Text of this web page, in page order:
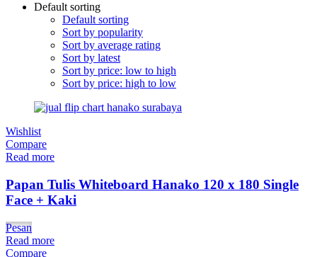
Default sorting
Default sorting
Sort by popularity
Sort by average rating
Sort by latest
Sort by price: low to high
Sort by price: high to low
Wishlist
Compare
Read more
Papan Tulis Whiteboard Hanako 120 x 180 Single
Face + Kaki
Pesan
Read more
Compare